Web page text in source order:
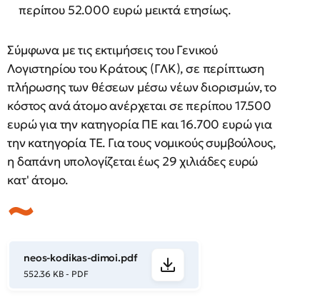
περίπου 52.000 ευρώ μεικτά ετησίως.
Σύμφωνα με τις εκτιμήσεις του Γενικού
Λογιστηρίου του Κράτους (ΓΛΚ), σε περίπτωση
πλήρωσης των θέσεων μέσω νέων διορισμών, το
κόστος ανά άτομο ανέρχεται σε περίπου 17.500
ευρώ για την κατηγορία ΠΕ και 16.700 ευρώ για
την κατηγορία ΤΕ. Για τους νομικούς συμβούλους,
η δαπάνη υπολογίζεται έως 29 χιλιάδες ευρώ
κατ' άτομο.
neos-kodikas-dimoi.pdf
552.36 KB - PDF